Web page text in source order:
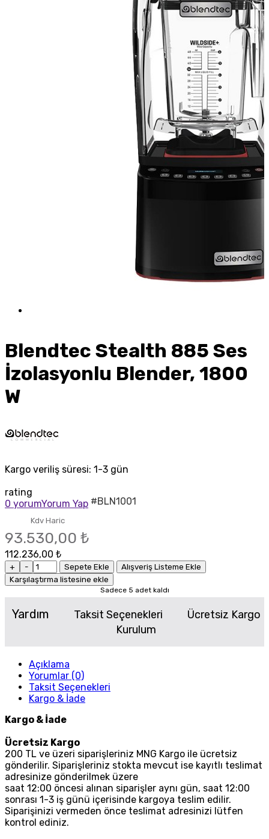
Blendtec Stealth 885 Ses
İzolasyonlu Blender, 1800
W
Kargo veriliş süresi: 1-3 gün
rating
0 yorumYorum Yap #BLN1001
Kdv Haric
93.530,00 ₺
112.236,00 ₺
+ - Sepete Ekle
Alışveriş Listeme Ekle
Karşılaştırma listesine ekle
Sadece 5 adet kaldı
Yardım Taksit Seçenekleri
Ücretsiz Kargo
Kurulum
Açıklama
Yorumlar (0)
Taksit Seçenekleri
Kargo & İade
Kargo & İade
Ücretsiz Kargo
200 TL ve üzeri siparişleriniz MNG Kargo ile ücretsiz
gönderilir. Siparişleriniz stokta mevcut ise kayıtlı teslimat
adresinize gönderilmek üzere
saat 12:00 öncesi alınan siparişler aynı gün, saat 12:00
sonrası 1-3 iş günü içerisinde kargoya teslim edilir.
Siparişinizi vermeden önce teslimat adresinizi lütfen
kontrol ediniz.